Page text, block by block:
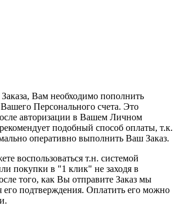
Вам необходимо пополнить
Персонального счета. Это
авторизации в Вашем Личном
подобный способ оплаты, т.к.
оперативно выполнить Ваш Заказ.
воспользоваться т.н. системой
покупки в "1 клик" не заходя в
того, как Вы отправите Заказ мы
его подтверждения. Оплатить его можно